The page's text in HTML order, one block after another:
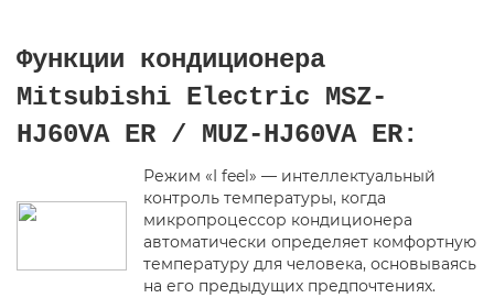
Функции кондиционера
Mitsubishi Electric MSZ-
HJ60VA ER / MUZ-HJ60VA ER:
Режим «I feel» — интеллектуальный
контроль температуры, когда
микропроцессор кондиционера
автоматически определяет комфортную
температуру для человека, основываясь
на его предыдущих предпочтениях.